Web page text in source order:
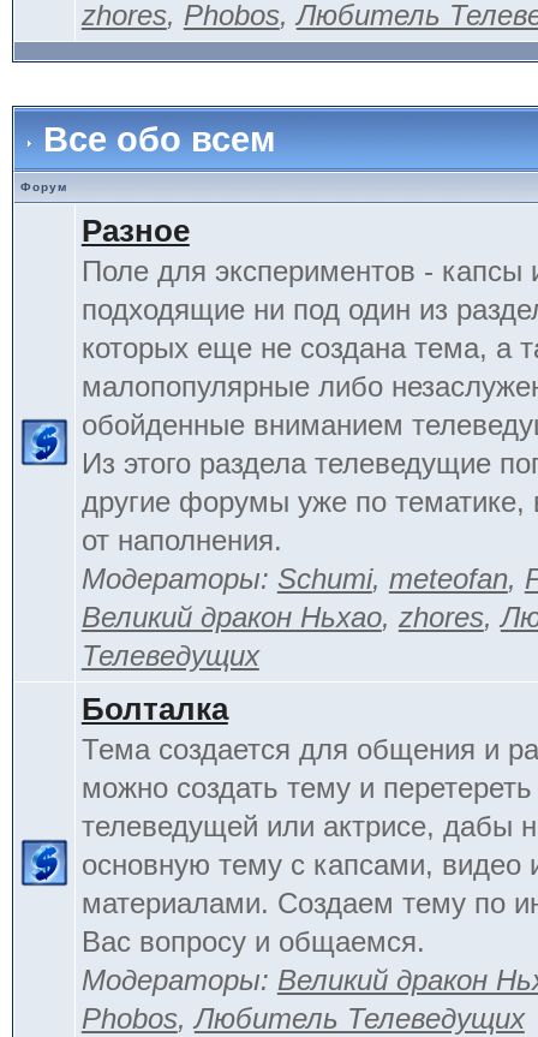
zhores, Phobos,Любитель
Все обо всем
Форум
Разное
Поле для экспериментов - капсы
подходящие ни под один из
которых еще не создана тема, а
малопопулярные либо
обойденные вниманием
Из этого раздела телеведущие
другие форумы уже по тематике,
от наполнения.
Модераторы: Schumi, meteofan,
Великий дракон Ньхао, zhores,
Телеведущих
Болталка
Тема создается для общения и
можно создать тему и перетереть
телеведущей или актрисе, дабы
основную тему с капсами, видео
материалами. Создаем тему по
Вас вопросу и общаемся.
Модераторы: Великий дракон
Phobos,Любитель Телеведущих